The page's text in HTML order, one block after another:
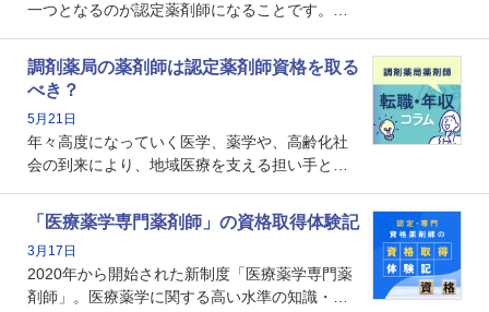
一つとなるのが認定薬剤師になることです。し
という声を聞いたことがあるかもしれません。
本記事では、認定薬剤師が「意味ない」といわ
れる理由や、取得するメリット、年収・キャリ
アへの影響を解説します。
調剤薬局の薬剤師は認定薬剤師資格を取る
べき？
5月21日
年々高度になっていく医学、薬学や、高齢化社
会の到来により、地域医療を支える担い手とし
で、重要度が増しているのが認定薬剤師という
資格です。認定薬剤師とはいったいどんな資格
なのでしょうか。それを取得するとどのような
メリットがあるのでしょうか。
「医療薬学専門薬剤師」の資格取得体験記
3月17日
2020年から開始された新制度「医療薬学専門薬
剤師」。医療薬学に関する高い水準の知識・技